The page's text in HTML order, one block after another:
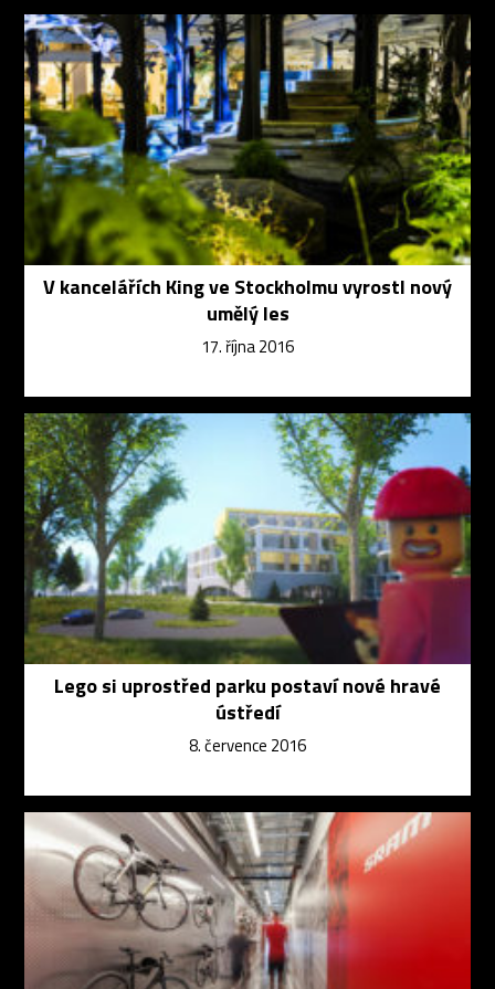
V kancelářích King ve Stockholmu vyrostl nový
umělý les
17. října 2016
Lego si uprostřed parku postaví nové hravé
ústředí
8. července 2016